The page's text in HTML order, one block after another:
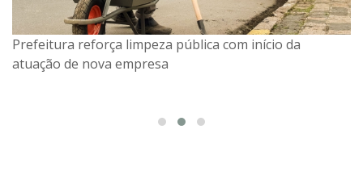
Prefeitura reforça limpeza pública com início da
atuação de nova empresa